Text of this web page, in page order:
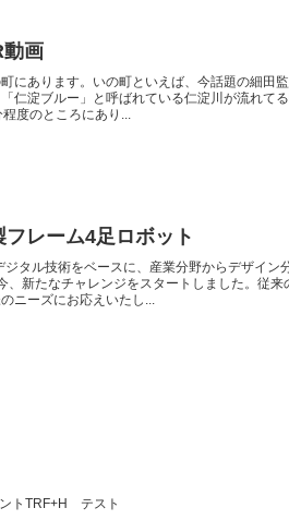
画
にあります。いの町といえば、今話題の細田
仁淀ブルー」と呼ばれている仁淀川が流れて
度のところにあり...
レーム4足ロボット
ジタル技術をベースに、産業分野からデザイン
、新たなチャレンジをスタートしました。従
ニーズにお応えいたし...
ントTRF+H テスト